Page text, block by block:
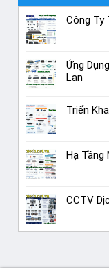
Công Ty
Ứng
Lan
Triển
Hạ Tầng
CCTV